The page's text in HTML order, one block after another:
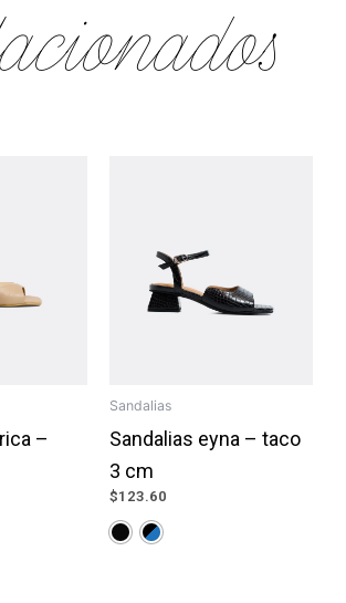
–
Sandalias
Sandalias eyna – taco
3 cm
$123.60